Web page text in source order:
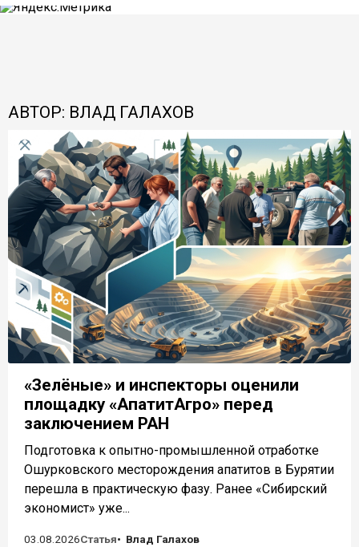
АВТОР: ВЛАД ГАЛАХОВ
«Зелёные» и инспекторы оценили
площадку «АпатитАгро» перед
заключением РАН
Подготовка к опытно-промышленной отработке
Ошурковского месторождения апатитов в Бурятии
перешла в практическую фазу. Ранее «Сибирский
экономист» уже...
03.08.2026Статья
Влад Галахов